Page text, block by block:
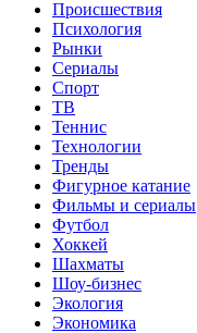
Происшествия
Психология
Рынки
Сериалы
Спорт
ТВ
Теннис
Технологии
Тренды
Фигурное катание
Фильмы и сериалы
Футбол
Хоккей
Шахматы
Шоу-бизнес
Экология
Экономика